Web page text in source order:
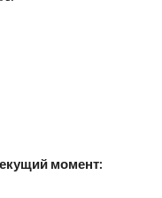
момент: